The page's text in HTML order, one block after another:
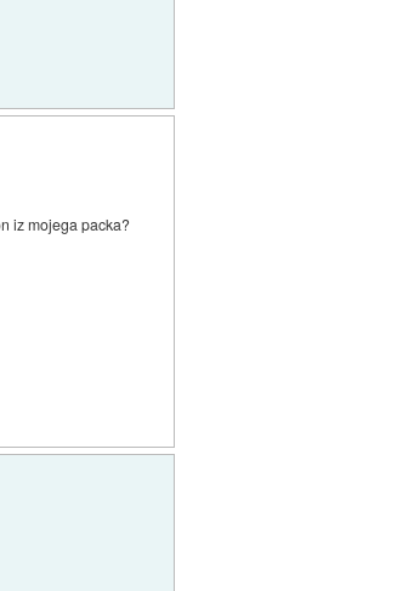
iz mojega packa?